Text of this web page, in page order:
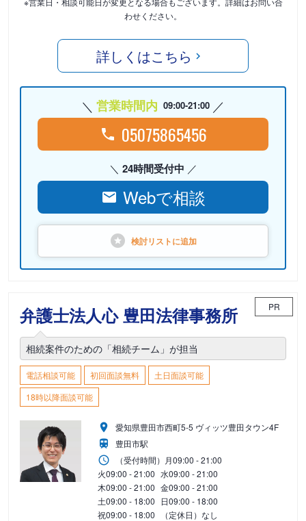
わせください。
詳しくはこちら
営業時間内 09:00-21:00
05075865456
24時間受付中
Webで相談
検討リストに追加
弁護士法人心 豊田法律事務所 PR
相続案件のための「相続チーム」が担当
電話相談可能 初回面談無料
土日面談可能
18時以降面談可能
愛知県豊田市西町5-5 ヴィッツ豊田タウン4F
豊田市駅
（受付時間） 月09:00 - 21:00
火09:00 - 21:00 水09:00 - 21:00
木09:00 - 21:00 金09:00 - 21:00
土09:00 - 18:00 日09:00 - 18:00
祝09:00 - 18:00 （定休日）なし